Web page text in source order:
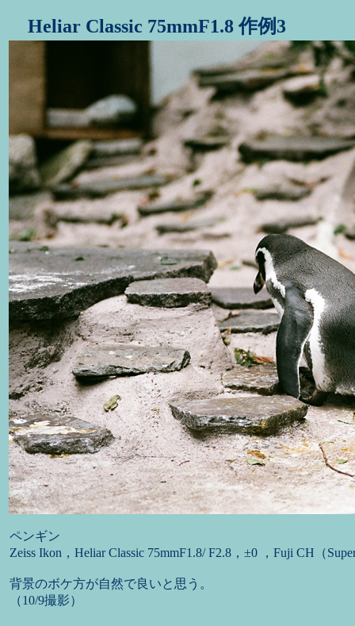
Heliar Classic 75mmF1.8 作例3
ペンギン
Zeiss Ikon，Heliar Classic 75mmF1.8/ F2.8，±0 ，Fuji CH（
背景のボケ方が自然で良いと思う。
（10/9撮影）